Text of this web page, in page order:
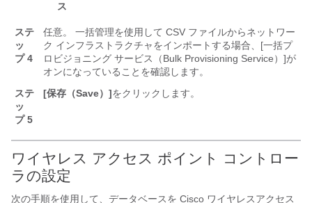
ス
ステ
ッ
プ 4
任意。 一括管理を使用して CSV ファイルからネットワー
ク インフラストラクチャをインポートする場合、[一括プ
ロビジョニング サービス（Bulk Provisioning Service）]が
オンになっていることを確認します。
ステ
ッ
プ 5
[保存（Save）]をクリックします。
ワイヤレス アクセス ポイント コントロー
ラの設定
次の手順を使用して、データベースを Cisco ワイヤレスアクセス